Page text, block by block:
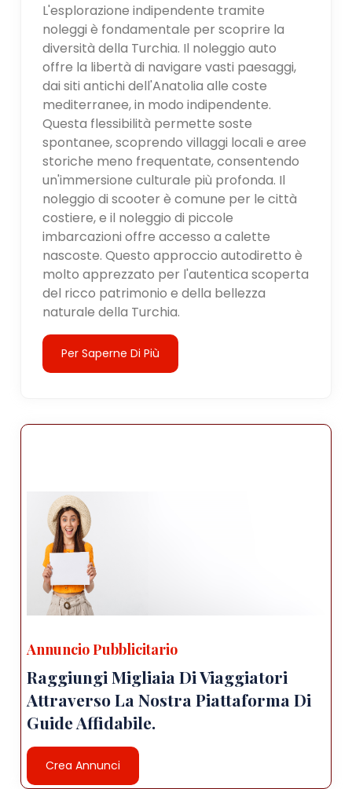
L'esplorazione indipendente tramite
noleggi è fondamentale per scoprire la
diversità della Turchia. Il noleggio auto
offre la libertà di navigare vasti paesaggi,
dai siti antichi dell'Anatolia alle coste
mediterranee, in modo indipendente.
Questa flessibilità permette soste
spontanee, scoprendo villaggi locali e aree
storiche meno frequentate, consentendo
un'immersione culturale più profonda. Il
noleggio di scooter è comune per le città
costiere, e il noleggio di piccole
imbarcazioni offre accesso a calette
nascoste. Questo approccio autodiretto è
molto apprezzato per l'autentica scoperta
del ricco patrimonio e della bellezza
naturale della Turchia.
Per Saperne Di Più
Annuncio Pubblicitario
Raggiungi Migliaia Di Viaggiatori
Attraverso La Nostra Piattaforma Di
Guide Affidabile.
Crea Annunci